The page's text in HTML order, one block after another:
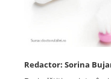
Redactor: Sorina